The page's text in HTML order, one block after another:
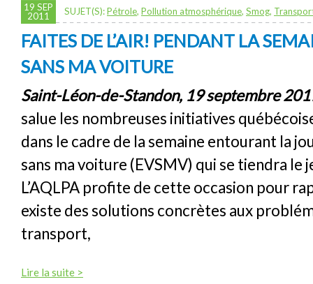
19 SEP
2011
SUJET(S):Pétrole, Pollution atmosphérique, Smog,
FAITES DE L’AIR! PENDANT LA
SANS MA VOITURE
Saint-Léon-de-Standon, 19 septembre
salue les nombreuses initiatives
dans le cadre de la semaine entourant la
sans ma voiture (EVSMV) qui se tiendra le
L’AQLPA profite de cette occasion pour
existe des solutions concrètes aux
transport,
Lire la suite >